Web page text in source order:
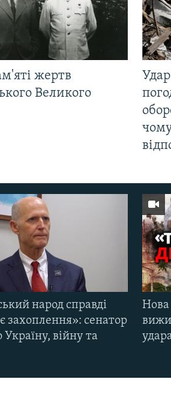
жертв
Великого
народ справді
захоплення»: сенатор
війну та
Нова